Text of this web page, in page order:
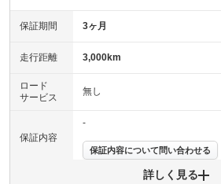
保証期間 3ヶ月
走行距離 3,000km
ロード
サービス
無し
保証内容
-
保証内容について問い合わせる
詳しく見る